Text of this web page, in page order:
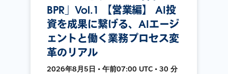
BPR」Vol.1 【営業編】 AI投
資を成果に繋げる、AIエージ
ェントと働く業務プロセス変
革のリアル
2026年8月5日 • 午前07:00 UTC • 30 分